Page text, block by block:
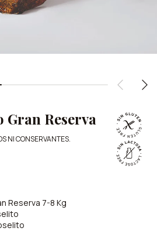
Gran Reserva
NI CONSERVANTES.
Reserva 7-8 Kg